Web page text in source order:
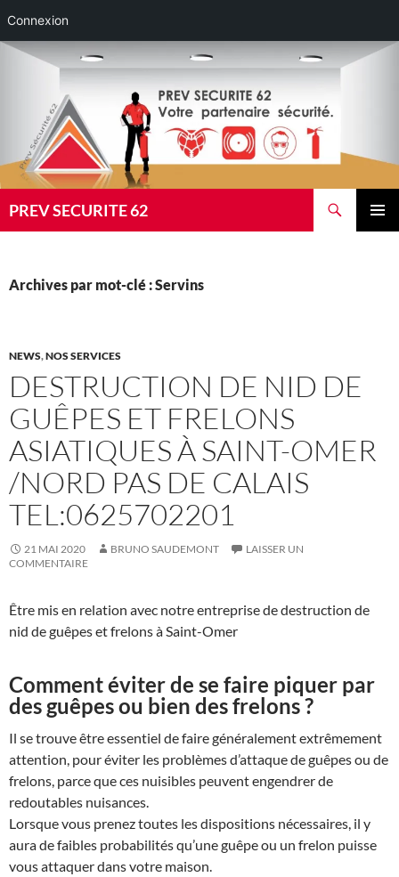
Connexion
Aller
PREV SECURITE 62
Archives par mot-clé : Servins
NEWS,NOS SERVICES
DESTRUCTION DE NID DE
GUÊPES ET FRELONS
ASIATIQUES À SAINT-OMER
/NORD PAS DE CALAIS
TEL:0625702201
21 MAI 2020 BRUNO SAUDEMONT
LAISSER UN
COMMENTAIRE
Être mis en relation avec notre entreprise de destruction de
nid de guêpes et frelons à Saint-Omer
Comment éviter de se faire piquer par
des guêpes ou bien des frelons ?
Il se trouve être essentiel de faire généralement extrêmement
attention, pour éviter les problèmes d’attaque de guêpes ou de
frelons, parce que ces nuisibles peuvent engendrer de
redoutables nuisances.
Lorsque vous prenez toutes les dispositions nécessaires, il y
aura de faibles probabilités qu’une guêpe ou un frelon puisse
vous attaquer dans votre maison.